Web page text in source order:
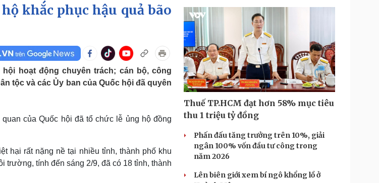
Ảnh
E-Magazine
Khởi nghiệp
Tiêu dùng
Tỷ giá
Chứng khoán
Giá cà phê
đá
Ô tô - Xe máy
Ô tô
Xe máy
Doanh nghiệp
Thông tin doanh nghiệp
Doanh nghiệp 24h
Doanh nhân
Vì cộng đồng
Công nghệ
Sành điệu
Tin Công nghệ
Trải nghiệm
Chuyển đổi số
ảnh
Nghệ sĩ
Thời trang
Tư vấn
Săn Tour
Podcast
Câu chuyện thời sự
Cửa sổ tình yêu
khắc phục hậu quả bão
hoạt động chuyên trách; cán bộ, công
tộc và các Ủy ban của Quốc hội đã quyên
của Quốc hội đã tổ chức lễ ủng hộ đồng
hại rất nặng nề tại nhiều tỉnh, thành phố khu
trường, tính đến sáng 2/9, đã có 18 tỉnh, thành
Thuế TP.HCM đạt hơn 58% mục tiêu
thu 1 triệu tỷ đồng
Phấn đấu tăng trưởng trên 10%, giải
ngân 100% vốn đầu tư công trong
năm 2026
Lên biên giới xem bí ngô khổng lồ ở